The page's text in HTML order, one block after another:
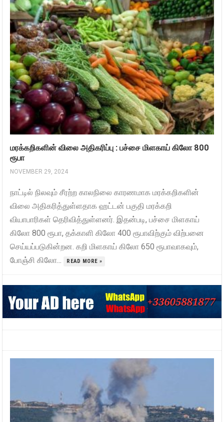
மரக்கறிகளின் விலை அதிகரிப்பு : பச்சை மிளகாய் கிலோ 800
ரூபா
NOVEMBER 29, 2024
நாட்டில் நிலவும் சீரற்ற காலநிலை காரணமாக மரக்கறிகளின்
விலை அதிகரித்துள்ளதாக ஹட்டன் பகுதி மரக்கறி
வியாபாரிகள் தெரிவித்துள்ளனர். இதன்படி, பச்சை மிளகாய்
கிலோ 800 ரூபா, தக்காளி கிலோ 400 ரூபாவிற்கும் விற்பனை
செய்யப்படுகின்றன. கறி மிளகாய் கிலோ 650 ரூபாவாகவும்,
போஞ்சி கிலோ...
READ MORE »